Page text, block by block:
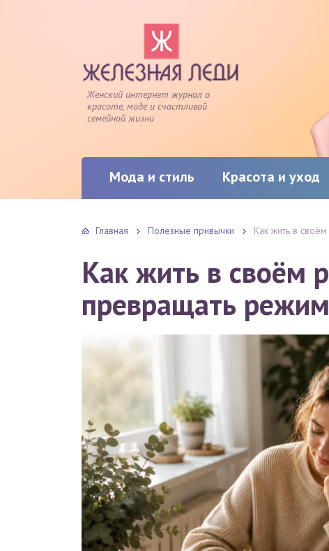
Женский интернет журнал о
красоте, моде и счастливой
семейной жизни
Мода и стиль Красота и уход
Главная Полезные привычки Как жить в
Как жить в своём
превращать